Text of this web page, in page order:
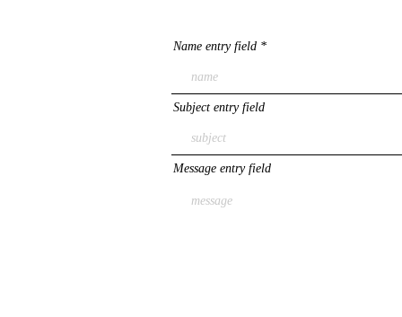
Name entry field
Subject entry field
Message entry field